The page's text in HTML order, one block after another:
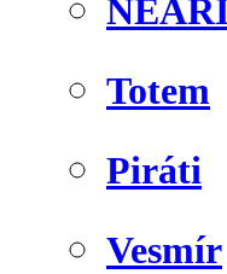
Totem
Piráti
Vesmír